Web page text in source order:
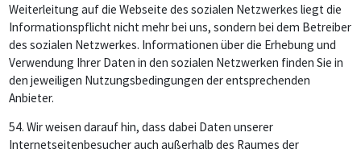
Weiterleitung auf die Webseite des sozialen Netzwerkes liegt die
Informationspflicht nicht mehr bei uns, sondern bei dem Betreiber
des sozialen Netzwerkes. Informationen über die Erhebung und
Verwendung Ihrer Daten in den sozialen Netzwerken finden Sie in
den jeweiligen Nutzungsbedingungen der entsprechenden
Anbieter.
54. Wir weisen darauf hin, dass dabei Daten unserer
Internetseitenbesucher auch außerhalb des Raumes der